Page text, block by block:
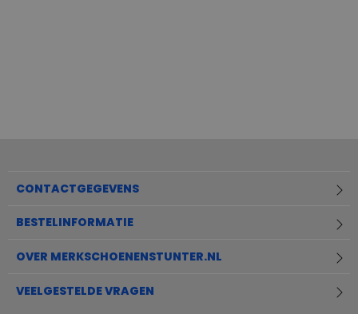
CONTACTGEGEVENS
BESTELINFORMATIE
OVER MERKSCHOENENSTUNTER.NL
VEELGESTELDE VRAGEN